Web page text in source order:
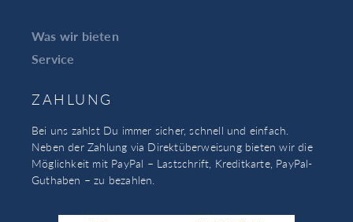
Was wir bieten
Service
ZAHLUNG
Bei uns zahlst Du immer sicher, schnell und einfach.
Neben der Zahlung via Direktüberweisung bieten wir die
Möglichkeit mit PayPal – Lastschrift, Kreditkarte, PayPal-
Guthaben – zu bezahlen.